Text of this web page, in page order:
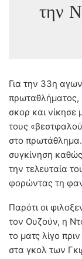
την
Για την 33η
πρωταθλήματος,
σκορ και
τους
στο
συγκίνηση
την τελευταία
φορώντας τη
Παρότι οι
τον Ουζούν, η
το ματς λίγο
στα γκολ των